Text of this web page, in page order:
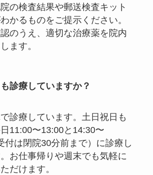
の検査結果や郵送検査キット
かるものをご提示ください。
のうえ、適切な治療薬を院内
ます。
診療していますか？
診療しています。土日祝日も
11:00〜13:00と14:30〜
付は閉院30分前まで）に診療し
お仕事帰りや週末でも気軽に
だけます。